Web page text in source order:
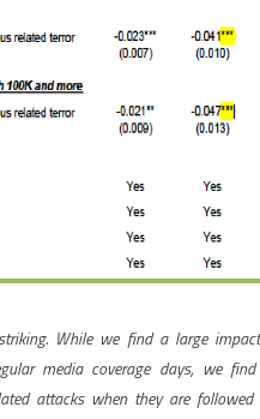
While we find a large
media coverage days, we
attacks when they are